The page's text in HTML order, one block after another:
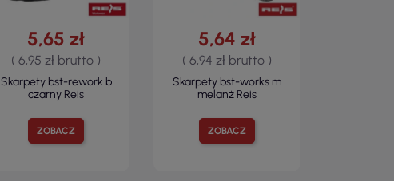
ZOBACZ
5,65 zł
( 6,95 zł brutto )
Skarpety bst-rework b
czarny Reis
ZOBACZ
5,64 zł
( 6,94 zł brutto )
Skarpety bst-works m
melanż Reis